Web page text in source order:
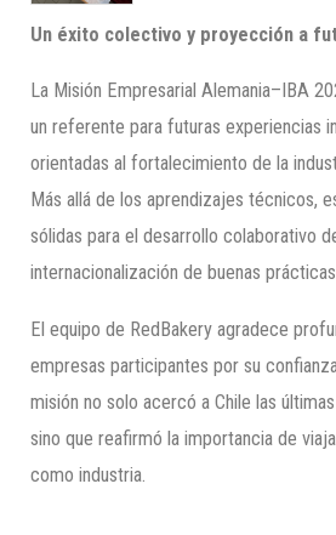
Un éxito colectivo y proyección a
La Misión Empresarial Alemania–IBA
un referente para futuras experiencias
orientadas al fortalecimiento de la
Más allá de los aprendizajes técnicos,
sólidas para el desarrollo colaborativo
internacionalización de buenas
El equipo de RedBakery agradece
empresas participantes por su
misión no solo acercó a Chile las
sino que reafirmó la importancia de
como industria.